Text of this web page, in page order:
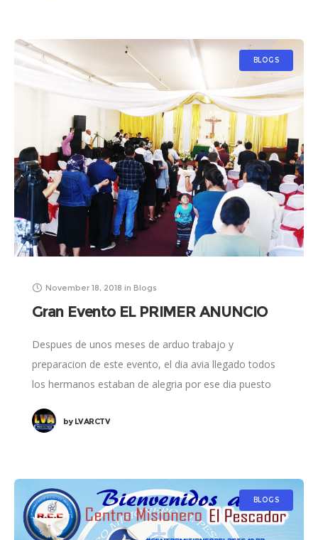
BLOGS
November 18, 2018 in Blogs
Gran Evento EL PRIMER ANUNCIO
Despues de unos meses de arduo trabajo y
preparacion de este evento, el dia avia llegado todos
los hermanos estaban de alegria por ese dia puesto
byLVARCTV
BLOGS